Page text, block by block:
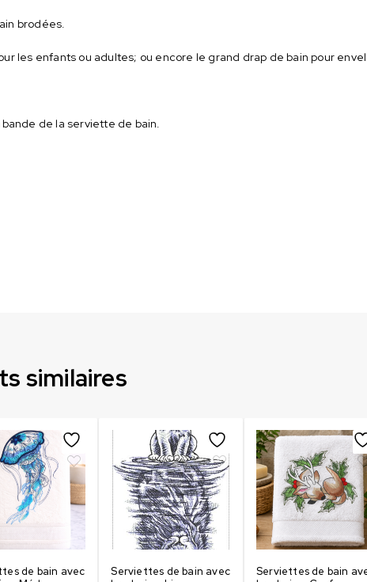
brodées.
les enfants ou adultes; ou encore le grand drap de bain pour
de la serviette de bain.
similaires
de bain avec
Serviettes de bain avec
Serviettes de bain